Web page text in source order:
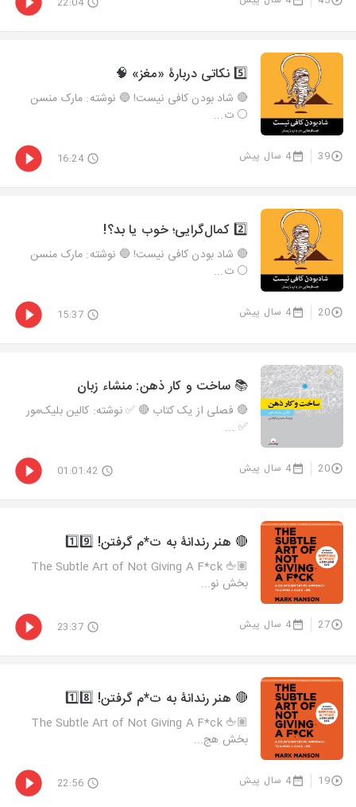
5️⃣ نکاتی دربارۀ «مغز» 🧠
🔴 شاد بودن کافی نیست! 🔵 نوشته: مارک منسن
⚪️ ت...
39 4 سال پیش 16:24
2️⃣ کمال‌گرایی؛ خوب یا بد؟!
🔴 شاد بودن کافی نیست! 🔵 نوشته: مارک منسن
⚪️ ت...
20 4 سال پیش 15:37
📚 ساخت و کار ذهن: منشاء زبان
🔴 فصلی از یک کتاب 🔴 ✅ نوشته: کالین بلیک‌مور
✅ ...
20 4 سال پیش 01:01:42
🔴 هنر رندانۀ به ت*م گرفتن! 1️⃣9️⃣
🖕🏽 The Subtle Art of Not Giving A F*ck
بخش نو...
27 4 سال پیش 23:37
🔴 هنر رندانۀ به ت*م گرفتن! 1️⃣8️⃣
🖕🏽 The Subtle Art of Not Giving A F*ck
بخش هج...
19 4 سال پیش 22:56